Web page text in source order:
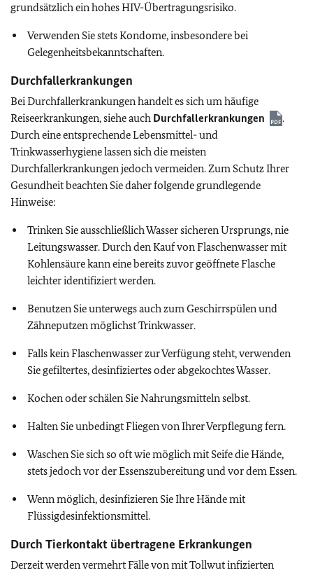
grundsätzlich ein hohes HIV-Übertragungsrisiko.
Verwenden Sie stets Kondome, insbesondere bei
Gelegenheitsbekanntschaften.
Durchfallerkrankungen
Bei Durchfallerkrankungen handelt es sich um häufige
Reiseerkrankungen, siehe auch Durchfallerkrankungen
.
Durch eine entsprechende Lebensmittel- und
Trinkwasserhygiene lassen sich die meisten
Durchfallerkrankungen jedoch vermeiden. Zum Schutz Ihrer
Gesundheit beachten Sie daher folgende grundlegende
Hinweise:
Trinken Sie ausschließlich Wasser sicheren Ursprungs, nie
Leitungswasser. Durch den Kauf von Flaschenwasser mit
Kohlensäure kann eine bereits zuvor geöffnete Flasche
leichter identifiziert werden.
Benutzen Sie unterwegs auch zum Geschirrspülen und
Zähneputzen möglichst Trinkwasser.
Falls kein Flaschenwasser zur Verfügung steht, verwenden
Sie gefiltertes, desinfiziertes oder abgekochtes Wasser.
Kochen oder schälen Sie Nahrungsmitteln selbst.
Halten Sie unbedingt Fliegen von Ihrer Verpflegung fern.
Waschen Sie sich so oft wie möglich mit Seife die Hände,
stets jedoch vor der Essenszubereitung und vor dem Essen.
Wenn möglich, desinfizieren Sie Ihre Hände mit
Flüssigdesinfektionsmittel.
Durch Tierkontakt übertragene Erkrankungen
Derzeit werden vermehrt Fälle von mit Tollwut infizierten